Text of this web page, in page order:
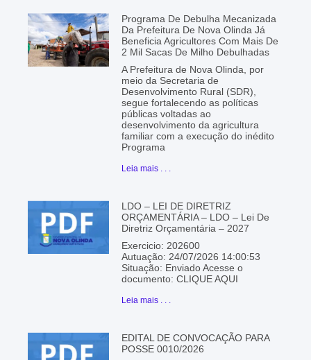
Programa De Debulha Mecanizada
Da Prefeitura De Nova Olinda Já
Beneficia Agricultores Com Mais De
2 Mil Sacas De Milho Debulhadas
A Prefeitura de Nova Olinda, por
meio da Secretaria de
Desenvolvimento Rural (SDR),
segue fortalecendo as políticas
públicas voltadas ao
desenvolvimento da agricultura
familiar com a execução do inédito
Programa
Leia mais . . .
LDO – LEI DE DIRETRIZ
ORÇAMENTÁRIA – LDO – Lei De
Diretriz Orçamentária – 2027
Exercicio: 202600
Autuação: 24/07/2026 14:00:53
Situação: Enviado Acesse o
documento: CLIQUE AQUI
Leia mais . . .
EDITAL DE CONVOCAÇÃO PARA
POSSE 0010/2026